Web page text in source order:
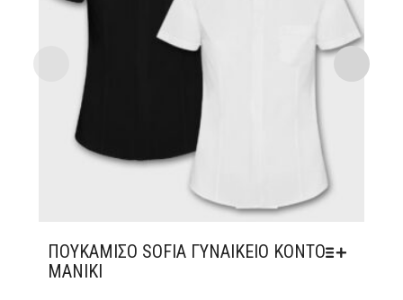
ΠΟΥΚΑΜΙΣΟ SOFIA ΓΥΝΑΙΚΕΙΟ ΚΟΝΤΟ
ΜΑΝΙΚΙ